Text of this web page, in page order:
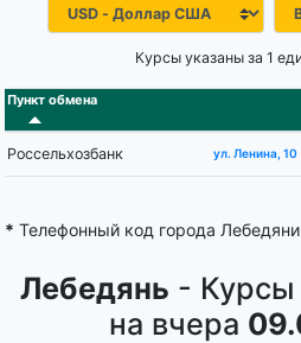
Курсы указаны за 1
Пункт обмена
Россельхозбанк ул. Ленина, 10
* Телефонный код города Лебедяни
Лебедянь - Курсы
на вчера